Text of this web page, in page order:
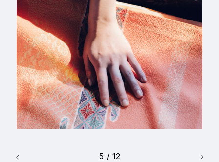
5 / 12